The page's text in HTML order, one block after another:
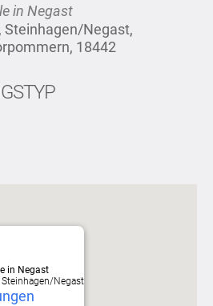
in Negast
Steinhagen/Negast,
18442
in Negast
Negast